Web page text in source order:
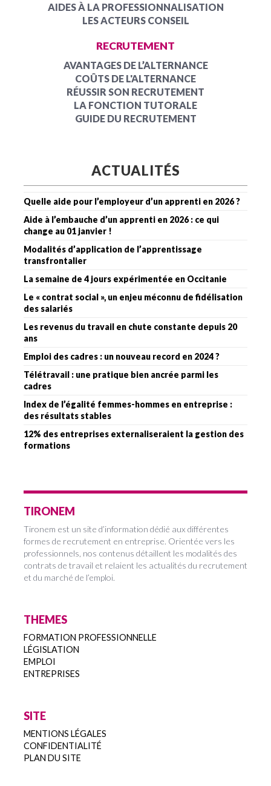
AIDES À LA PROFESSIONNALISATION
LES ACTEURS CONSEIL
RECRUTEMENT
AVANTAGES DE L’ALTERNANCE
COÛTS DE L'ALTERNANCE
RÉUSSIR SON RECRUTEMENT
LA FONCTION TUTORALE
GUIDE DU RECRUTEMENT
ACTUALITÉS
Quelle aide pour l’employeur d’un apprenti en 2026 ?
Aide à l’embauche d’un apprenti en 2026 : ce qui
change au 01 janvier !
Modalités d’application de l’apprentissage
transfrontalier
La semaine de 4 jours expérimentée en Occitanie
Le « contrat social », un enjeu méconnu de fidélisation
des salariés
Les revenus du travail en chute constante depuis 20
ans
Emploi des cadres : un nouveau record en 2024 ?
Télétravail : une pratique bien ancrée parmi les
cadres
Index de l’égalité femmes-hommes en entreprise :
des résultats stables
12% des entreprises externaliseraient la gestion des
formations
TIRONEM
Tironem est un site d’information dédié aux différentes
formes de recrutement en entreprise. Orientée vers les
professionnels, nos contenus détaillent les modalités des
contrats de travail et relaient les actualités du recrutement
et du marché de l’emploi.
THEMES
FORMATION PROFESSIONNELLE
LÉGISLATION
EMPLOI
ENTREPRISES
SITE
MENTIONS LÉGALES
CONFIDENTIALITÉ
PLAN DU SITE